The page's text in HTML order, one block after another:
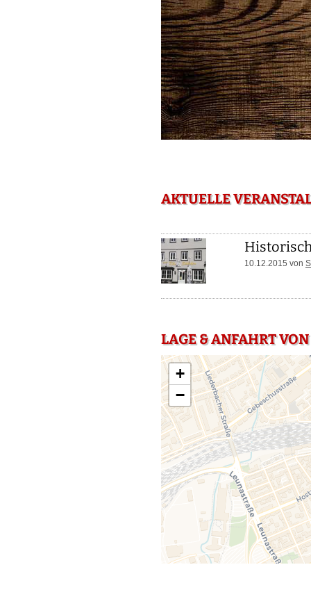
AKTUELLE
10.12.2015 von
LAGE & ANFAHRT
+
−